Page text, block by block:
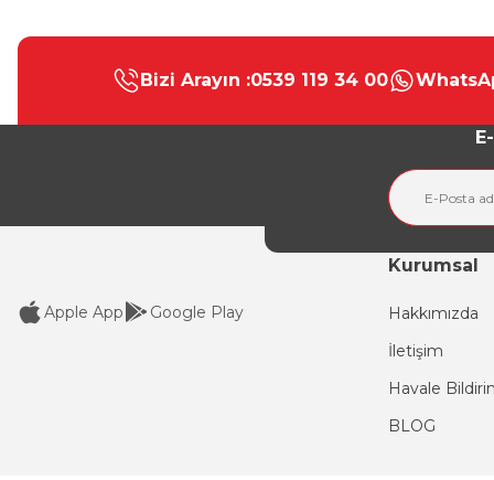
Görüş ve önerileriniz için teşekkür ederiz.
Ürün resmi kalitesiz, bozuk veya görüntülenemiyor.
Ürün açıklamasında eksik bilgiler bulunuyor.
Bizi Arayın :0539 119 34 00
Apple App Google Play
Kurumsal
Hakkımızda
İletişim
Havale
BLOG